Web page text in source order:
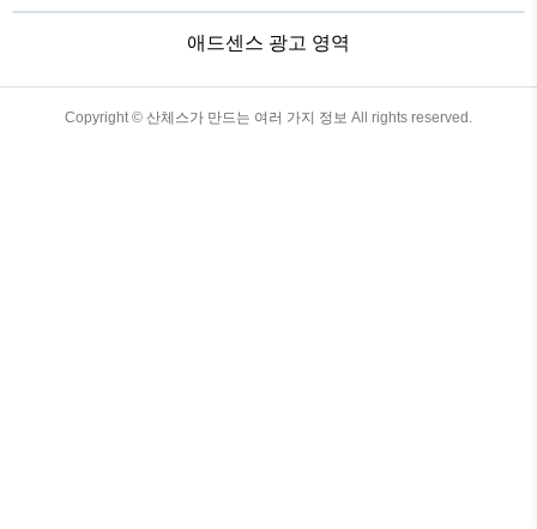
가 초반에 나왔으나 20년째 소식이 없다.
살아가고 있는 2035년. 인간들은 똑똑한
지은을 가지고 있는 로봇들에게 편의를 제
애드센스 광고 영역
Copyright © 산체스가 만드는 여러 가지 정보 All rights reserved.
TistoryWhaleSkin3.4